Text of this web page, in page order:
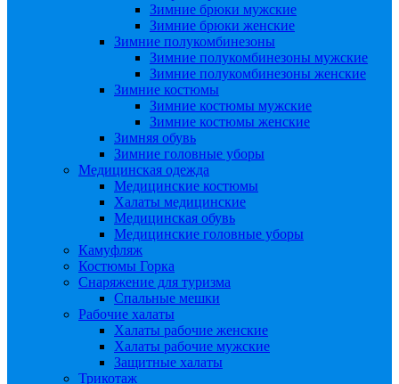
Зимние брюки мужские
Зимние брюки женские
Зимние полукомбинезоны
Зимние полукомбинезоны мужские
Зимние полукомбинезоны женские
Зимние костюмы
Зимние костюмы мужские
Зимние костюмы женские
Зимняя обувь
Зимние головные уборы
Медицинская одежда
Медицинские костюмы
Халаты медицинские
Медицинская обувь
Медицинские головные уборы
Камуфляж
Костюмы Горка
Снаряжение для туризма
Спальные мешки
Рабочие халаты
Халаты рабочие женские
Халаты рабочие мужские
Защитные халаты
Трикотаж